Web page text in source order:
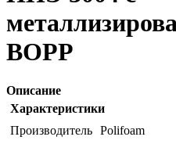
ВОРР
Описание
Характеристики
Производитель Polifoam